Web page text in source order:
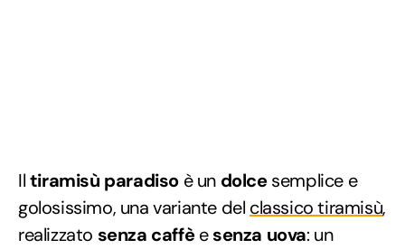
Iltiramisù paradiso è un dolcesemplice e
golosissimo, una variante del classico tiramisù,
realizzato senza caffèesenza uova: un